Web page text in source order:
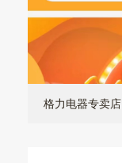
格力电器专卖店